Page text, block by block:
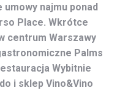
umowy najmu ponad
Place. Wkrótce
centrum Warszawy
Palms
Wybitnie
i sklep Vino&Vino